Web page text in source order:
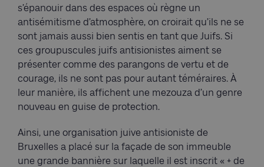
s’épanouir dans des espaces où règne un
antisémitisme d’atmosphère, on croirait qu’ils ne se
sont jamais aussi bien sentis en tant que Juifs. Si
ces groupuscules juifs antisionistes aiment se
présenter comme des parangons de vertu et de
courage, ils ne sont pas pour autant téméraires. À
leur manière, ils affichent une mezouza d’un genre
nouveau en guise de protection.
Ainsi, une organisation juive antisioniste de
Bruxelles a placé sur la façade de son immeuble
une grande bannière sur laquelle il est inscrit « + de